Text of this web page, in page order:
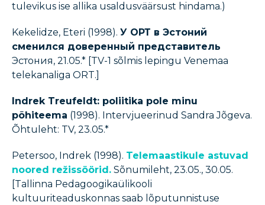
tulevikus ise allika usaldusväärsust hindama.)
Kekelidze, Eteri (1998). У ОРТ в Эстоний
сменился доверенный представитель
Эстония, 21.05.* [TV-1 sõlmis lepingu Venemaa
telekanaliga ORT.]
Indrek Treufeldt: poliitika pole minu
põhiteema (1998). Intervjueerinud Sandra Jõgeva.
Õhtuleht: TV, 23.05.*
Petersoo, Indrek (1998). Telemaastikule astuvad
noored režissöörid. Sõnumileht, 23.05., 30.05.
[Tallinna Pedagoogikaülikooli
kultuuriteaduskonnas saab lõputunnistuse